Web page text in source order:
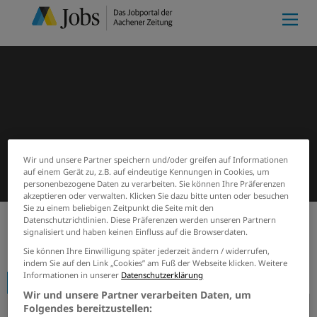
Start Firmenprofile Willy Dohmen GmbH & Co. KG
Wir und unsere Partner speichern und/oder greifen auf Informationen
auf einem Gerät zu, z.B. auf eindeutige Kennungen in Cookies, um
personenbezogene Daten zu verarbeiten. Sie können Ihre Präferenzen
akzeptieren oder verwalten. Klicken Sie dazu bitte unten oder besuchen
Sie zu einem beliebigen Zeitpunkt die Seite mit den
Datenschutzrichtlinien. Diese Präferenzen werden unseren Partnern
signalisiert und haben keinen Einfluss auf die Browserdaten.
Sie können Ihre Einwilligung später jederzeit ändern / widerrufen,
indem Sie auf den Link „Cookies” am Fuß der Webseite klicken. Weitere
Informationen in unserer Datenschutzerklärung
Wir und unsere Partner verarbeiten Daten, um
Folgendes bereitzustellen: